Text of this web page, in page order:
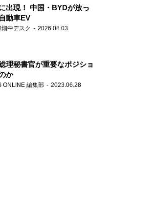
出現！ 中国・BYDが放っ
動車EV
中デスク 2026.08.03
理秘書官が重要なポジショ
か
ONLINE 編集部 2023.06.28